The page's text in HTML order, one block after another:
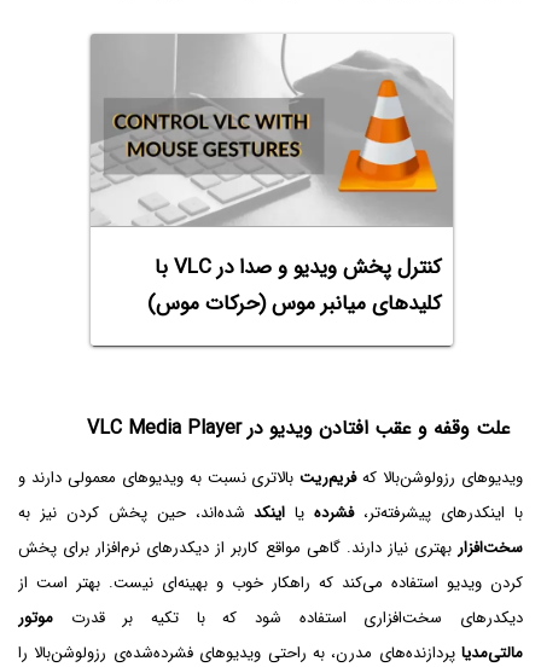
کنترل پخش ویدیو و صدا در VLC با
کلیدهای میانبر موس (حرکات موس)
علت وقفه و عقب افتادن ویدیو در VLC Media Player
ویدیوهای رزولوشن‌بالا کهفریم‌ریتبالاتری نسبت به ویدیوهای معمولی دارند و
با اینکدرهای پیشرفته‌تر،فشردهیا اینکدشده‌اند، حین پخش کردن نیز به
سخت‌افزار بهتری نیاز دارند. گاهی مواقع کاربر از دیکدرهای نرم‌افزار برای پخش
کردن ویدیو استفاده می‌کند که راهکار خوب و بهینه‌ای نیست. بهتر است از
دیکدرهای سخت‌افزاری استفاده شود که با تکیه بر قدرت موتور
مالتی‌مدیا پردازنده‌های مدرن، به راحتی ویدیوهای فشرده‌شده‌ی رزولوشن‌بالا را